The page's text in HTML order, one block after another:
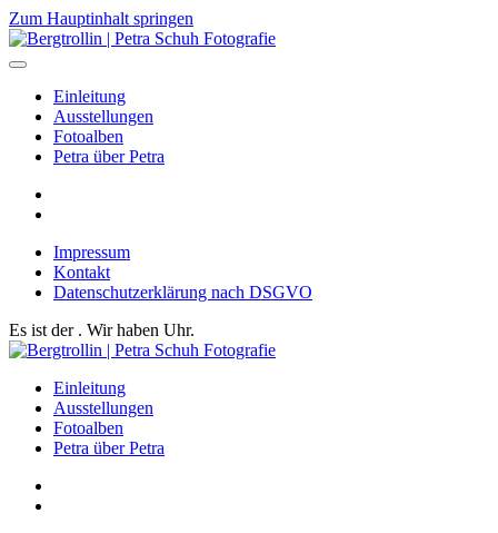
Zum Hauptinhalt springen
Einleitung
Ausstellungen
Fotoalben
Petra über Petra
Impressum
Kontakt
Datenschutzerklärung nach DSGVO
Es ist der . Wir haben Uhr.
Einleitung
Ausstellungen
Fotoalben
Petra über Petra